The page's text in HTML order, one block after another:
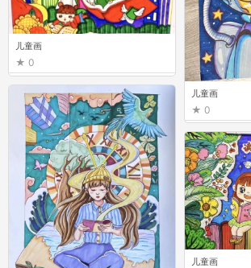
儿童画
儿童画
0
儿童画
0